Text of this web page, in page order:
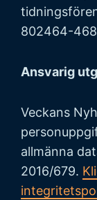
802464-
Ansvarig
Veckans
allmänna
2016/679.